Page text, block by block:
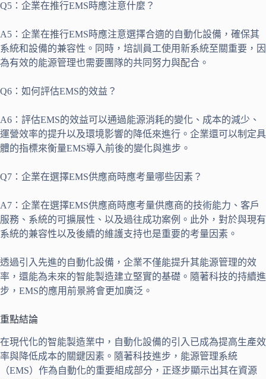
Q5：企業在推行EMS時應注意什麼？
A5：企業在推行EMS時應注意選擇合適的自動化設備，確保其
系統和設備的兼容性。同時，培訓員工使用新系統至關重要，因
為有效的能源管理也需要團隊的共同努力與配合。
Q6：如何評估EMS的效益？
A6：評估EMS的效益可以通過能源消耗的變化、成本的減少、
運營效率的提升以及環境影響的降低來進行。企業還可以制定具
體的指標來衡量EMS導入前後的變化與進步。
Q7：企業在選擇EMS供應商時應考量哪些因素？
A7：企業在選擇EMS供應商時應考量供應商的技術能力、客戶
服務、系統的可擴展性、以及過往成功案例。此外，對於與現有
系統的兼容性以及後續的維護支持也是重要的考量因素。
透過引入先進的自動化設備，企業不僅能提升其能源管理的效
率，還能為未來的智能製造建立堅實的基礎。隨著科技的持續進
步，EMS的應用前景將會更加廣泛。
重點結論
在現代化的智能製造業中，自動化設備的引入已成為提高生產效
率與降低成本的關鍵因素。隨著科技進步，能源管理系統
（EMS）作為自動化的重要組成部分，正逐步顯示出其在資源